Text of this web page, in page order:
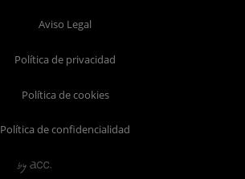
Aviso Legal
Política de privacidad
Política de cookies
Política de confidencialidad